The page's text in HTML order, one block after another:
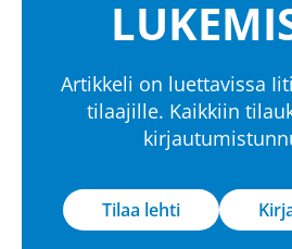
Artikkeli on luettavissa
tilaajille. Kaikkiin
Tilaa lehti